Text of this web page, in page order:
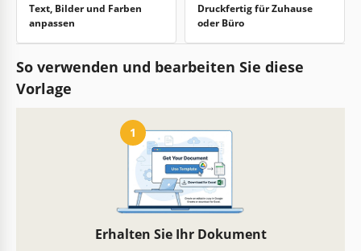
Text, Bilder und Farben
anpassen
Druckfertig für Zuhause
oder Büro
So verwenden und bearbeiten Sie diese
Vorlage
1
Erhalten Sie Ihr Dokument